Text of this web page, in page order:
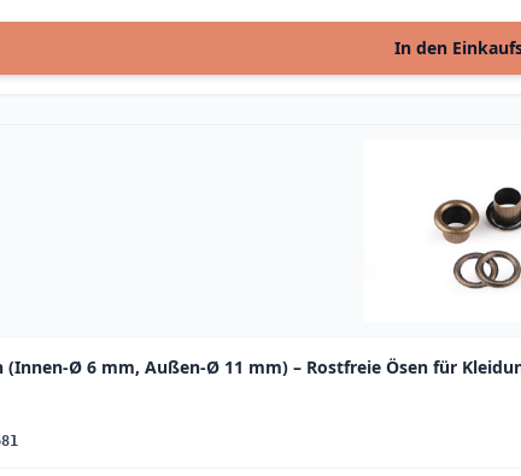
In den
Ø 6 mm, Außen-Ø 11 mm) – Rostfreie Ösen für